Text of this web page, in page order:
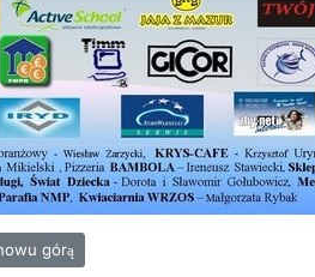
Kołosza znowu górą
górą